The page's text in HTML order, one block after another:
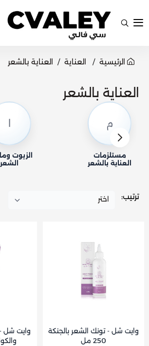
سي فالي
الرئيسية العناية العناية بالشعر
العناية بالشعر
م
مستلزمات
العناية بالشعر
الزيوت
الشعر
ترتيب:
وايت شل - تونك الشعر بالجنكة
250 مل
وايت شل